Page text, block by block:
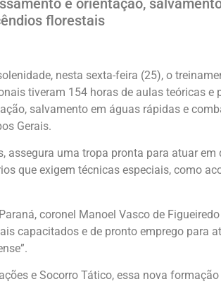
florestais
nesta sexta-feira (25), o
tiveram 154 horas de aulas teóricas e
salvamento em águas rápidas e
Gerais.
uma tropa pronta para atuar
que exigem técnicas especiais, como
coronel Manoel Vasco de
capacitados e de pronto emprego para
e Socorro Tático, essa nova